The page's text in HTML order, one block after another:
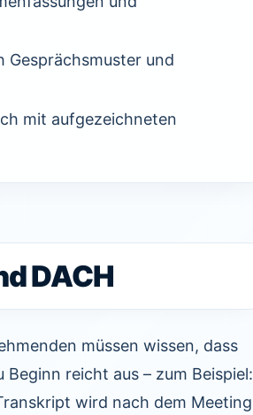
Gesprächsmuster und
mit aufgezeichneten
DACH
müssen wissen, dass
reicht aus – zum Beispiel:
wird nach dem Meeting